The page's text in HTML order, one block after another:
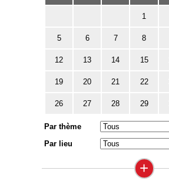
1
5 6 7 8
12 13 14 15
19 20 21 22
26 27 28 29
Par thème
Par lieu
+